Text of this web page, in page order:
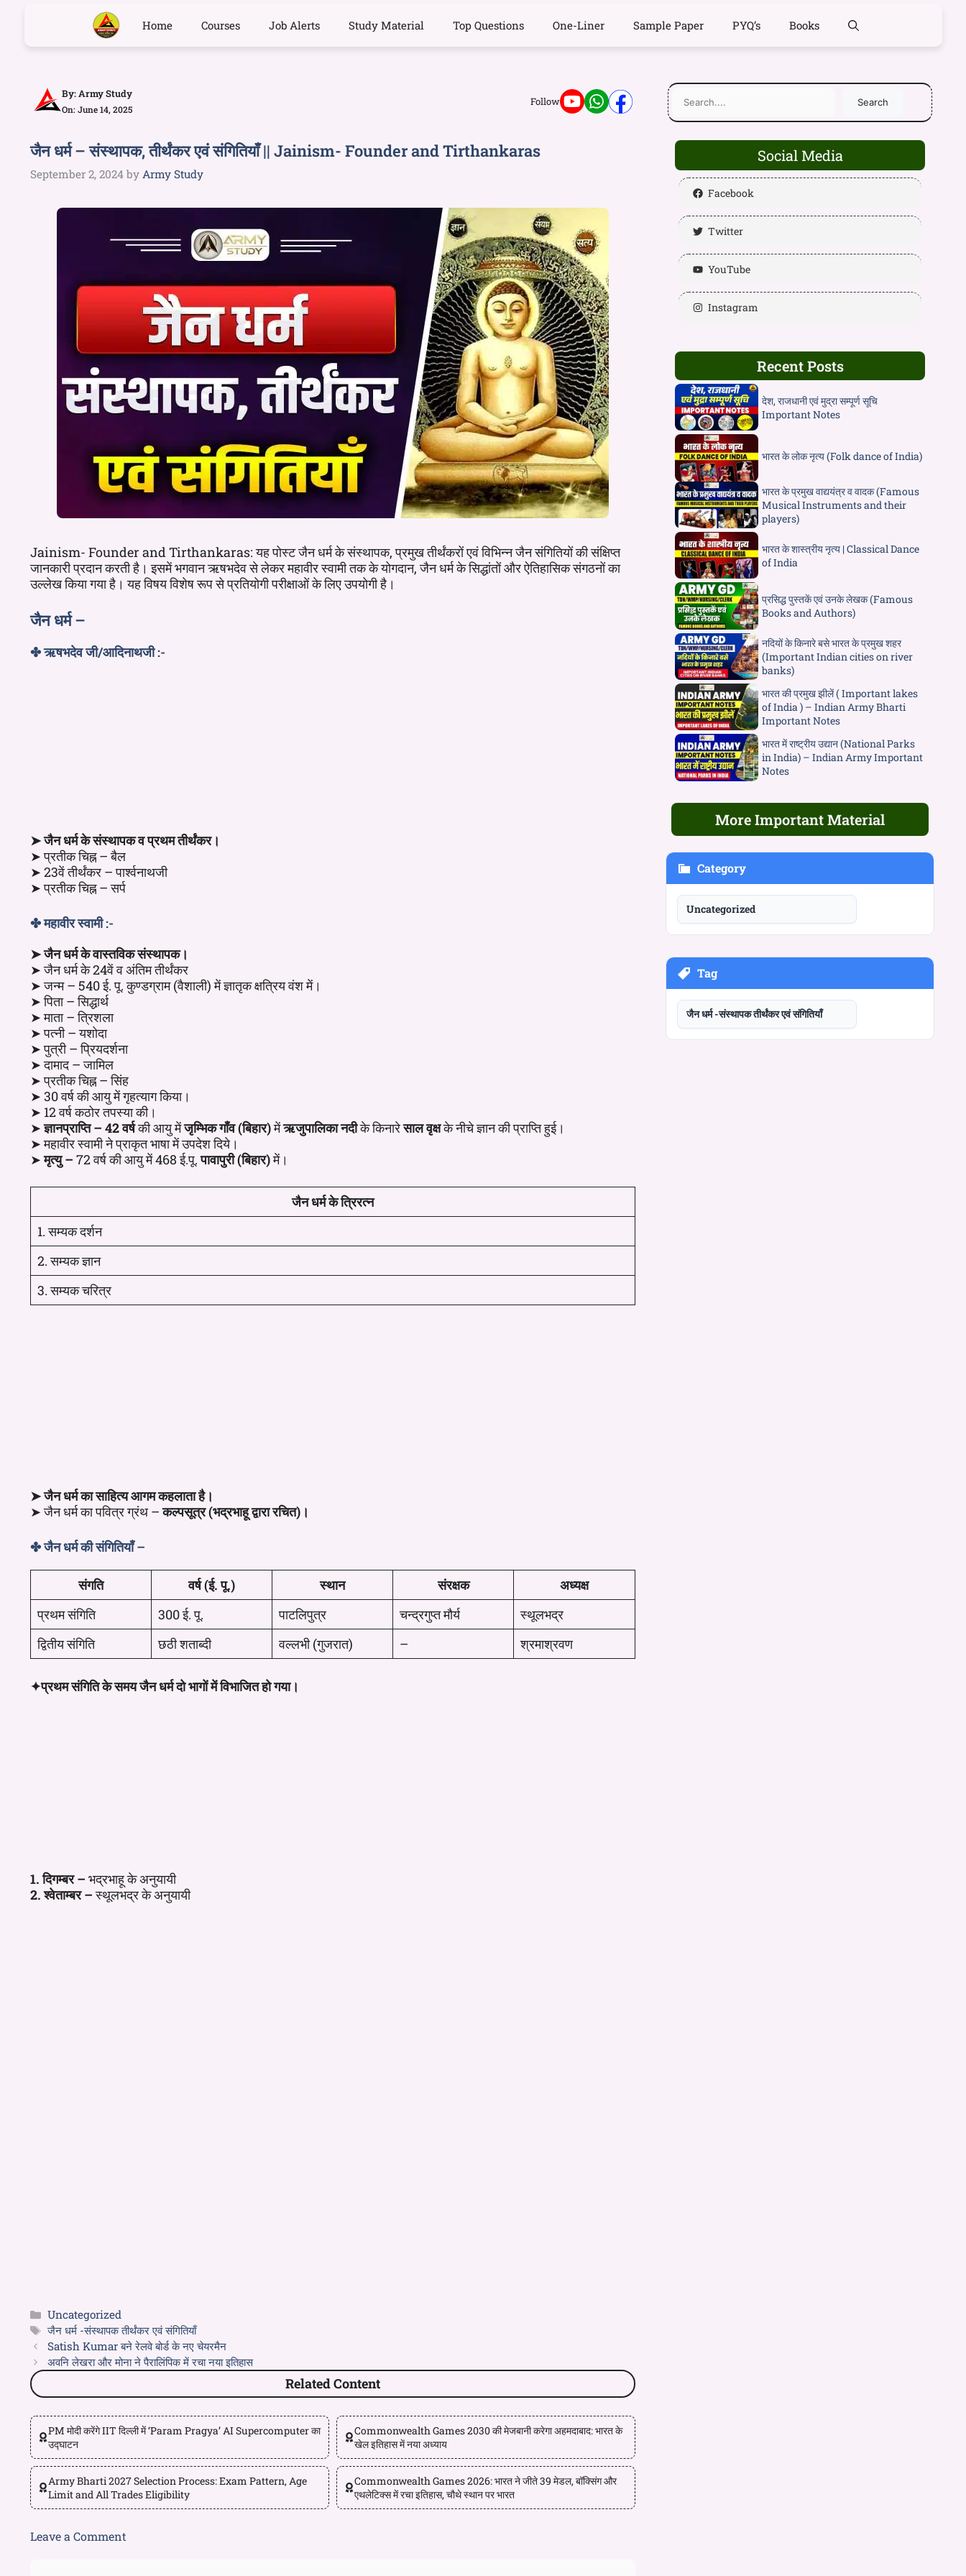
Home Courses Job Alerts Study Material Top Questions One-Liner Sample Paper PYQ’s Books
By:Army Study
On: June 14, 2025
Follow
जैन धर्म – संस्थापक, तीर्थंकर एवं संगितियाँ || Jainism- Founder and Tirthankaras
September 2, 2024 by Army Study
Jainism- Founder and Tirthankaras: यह पोस्ट जैन धर्म के संस्थापक, प्रमुख तीर्थंकरों एवं विभिन्न जैन संगितियों की संक्षिप्त
जानकारी प्रदान करती है। इसमें भगवान ऋषभदेव से लेकर महावीर स्वामी तक के योगदान, जैन धर्म के सिद्धांतों और ऐतिहासिक संगठनों का
उल्लेख किया गया है। यह विषय विशेष रूप से प्रतियोगी परीक्षाओं के लिए उपयोगी है।
जैन धर्म –
✤ ऋषभदेव जी/आदिनाथजी :-
➤ जैन धर्म के संस्थापक व प्रथम तीर्थंकर।
➤ प्रतीक चिह्न – बैल
➤ 23वें तीर्थंकर – पार्श्वनाथजी
➤ प्रतीक चिह्न – सर्प
✤ महावीर स्वामी :-
➤ जैन धर्म के वास्तविक संस्थापक।
➤ जैन धर्म के 24वें व अंतिम तीर्थंकर
➤ जन्म – 540 ई. पू. कुण्डग्राम (वैशाली) में ज्ञातृक क्षत्रिय वंश में।
➤ पिता – सिद्धार्थ
➤ माता – त्रिशला
➤ पत्नी – यशोदा
➤ पुत्री – प्रियदर्शना
➤ दामाद – जामिल
➤ प्रतीक चिह्न – सिंह
➤ 30 वर्ष की आयु में गृहत्याग किया।
➤ 12 वर्ष कठोर तपस्या की।
➤ज्ञानप्राप्ति – 42 वर्षकी आयु मेंजृम्भिक गाँव (बिहार)मेंऋजुपालिका नदीके किनारेसाल वृक्षके नीचे ज्ञान की प्राप्ति हुई।
➤ महावीर स्वामी ने प्राकृत भाषा में उपदेश दिये।
➤मृत्यु – 72 वर्ष की आयु में 468 ई.पू.पावापुरी (बिहार)में।
जैन धर्म के त्रिरत्न
1. सम्यक दर्शन
2. सम्यक ज्ञान
3. सम्यक चरित्र
➤ जैन धर्म का साहित्य आगम कहलाता है।
➤ जैन धर्म का पवित्र ग्रंथ –कल्पसूत्र (भद्रभाहू द्वारा रचित)।
✤ जैन धर्म की संगितियाँ –
संगति वर्ष (ई. पू.) स्थान संरक्षक
अध्यक्ष
प्रथम संगिति
300 ई. पू. पाटलिपुत्र चन्द्रगुप्त मौर्य
स्थूलभद्र
द्वितीय संगिति
छठी शताब्दी वल्लभी (गुजरात) – श्रमाश्रवण
✦प्रथम संगिति के समय जैन धर्म दो भागों में विभाजित हो गया।
1. दिगम्बर – भद्रभाहू के अनुयायी
2. श्वेताम्बर –स्थूलभद्र के अनुयायी
Uncategorized
जैन धर्म -संस्थापक तीर्थंकर एवं संगितियाँ
Satish Kumar बने रेलवे बोर्ड के नए चेयरमैन
अवनि लेखरा और मोना ने पैरालिंपिक में रचा नया इतिहास
Related Content
PM मोदी करेंगे IIT दिल्ली में ‘Param Pragya’ AI Supercomputer का
उद्घाटन
Commonwealth Games 2030 की मेजबानी करेगा अहमदाबाद: भारत के
खेल इतिहास में नया अध्याय
Army Bharti 2027 Selection Process: Exam Pattern, Age
Limit and All Trades Eligibility
Commonwealth Games 2026: भारत ने जीते 39 मेडल, बॉक्सिंग और
एथलेटिक्स में रचा इतिहास, चौथे स्थान पर भारत
Leave a Comment
Search
Social Media
Facebook
Twitter
YouTube
Instagram
Recent Posts
देश, राजधानी एवं मुद्रा सम्पूर्ण सूचि
Important Notes
भारत के लोक नृत्य (Folk dance of India)
भारत के प्रमुख वाद्ययंत्र व वादक (Famous
Musical Instruments and their
players)
भारत के शास्त्रीय नृत्य | Classical Dance
of India
प्रसिद्ध पुस्तकें एवं उनके लेखक (Famous
Books and Authors)
नदियों के किनारे बसे भारत के प्रमुख शहर
(Important Indian cities on river
banks)
भारत की प्रमुख झीलें ( Important lakes
of India ) – Indian Army Bharti
Important Notes
भारत में राष्ट्रीय उद्यान (National Parks
in India) – Indian Army Important
Notes
More Important Material
Category
Uncategorized
Tag
जैन धर्म -संस्थापक तीर्थंकर एवं संगितियाँ